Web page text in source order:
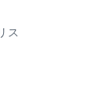
ス